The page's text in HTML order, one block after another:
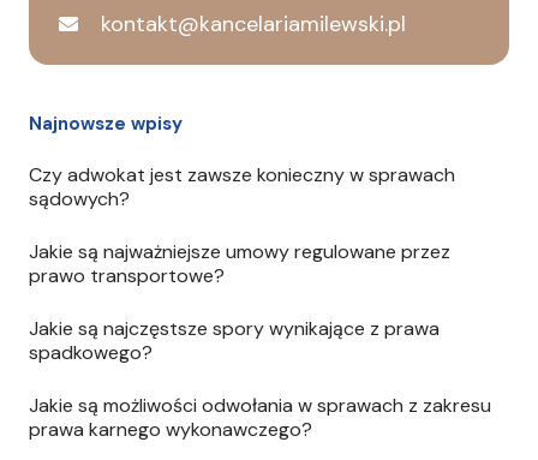
kontakt@kancelariamilewski.pl
Najnowsze wpisy
Czy adwokat jest zawsze konieczny w sprawach
sądowych?
Jakie są najważniejsze umowy regulowane przez
prawo transportowe?
Jakie są najczęstsze spory wynikające z prawa
spadkowego?
Jakie są możliwości odwołania w sprawach z zakresu
prawa karnego wykonawczego?